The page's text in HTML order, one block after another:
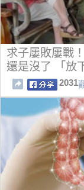
求子屢敗屢戰
還是沒了 「放
2031